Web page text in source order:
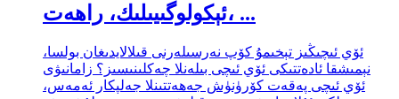
ئېكولوگىيىلىك، راھەت، ...
ئۆي ئىچىڭىز تېخىمۇ كۆپ نەرسىلەرنى قىلالايدىغان بولسا،
نېمىشقا ئادەتتىكى ئۆي ئىچى بىلەنلا چەكلىنىسىز؟ زامانىۋى
ئۆي ئىچى پەقەت كۆرۈنۈش جەھەتتىنلا جەلپكار ئەمەس،